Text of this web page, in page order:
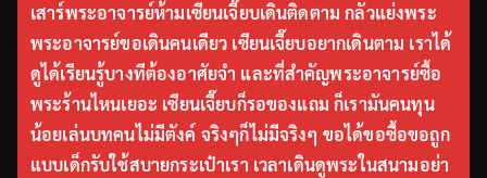
เสาร์พระอาจารย์ห้ามเซียนเจี๊ยบเดินติดตาม กลัวแย่งพระ
พระอาจารย์ขอเดินคนเดียว เซียนเจี๊ยบอยากเดินตาม เราได้
ดูได้เรียนรู้บางทีต้องอาศัยจำ และที่สำคัญพระอาจารย์ซื้อ
พระร้านไหนเยอะ เซียนเจี๊ยบก็รอของแถม ก็เรามันคนทุน
น้อยเล่นบทคนไม่มีตังค์ จริงๆก็ไม่มีจริงๆ ขอได้ขอซื้อขอถูก
แบบเด็กรับใช้สบายกระเป๋าเรา เวลาเดินดูพระในสนามอย่า